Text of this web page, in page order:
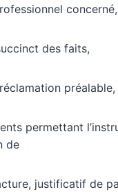
concerné,
des faits,
préalable,
permettant
de
justificatif de